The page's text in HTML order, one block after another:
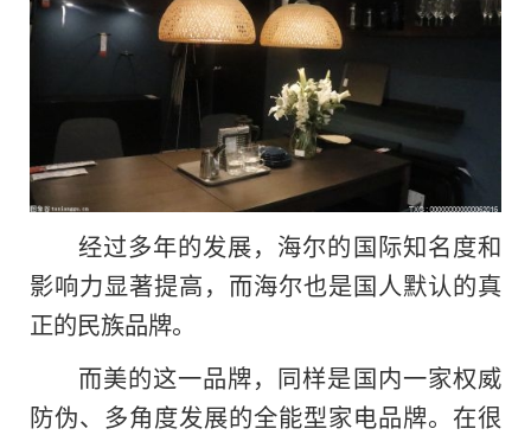
经过多年的发展，海尔的国际知名度和
影响力显著提高，而海尔也是国人默认的真
正的民族品牌。
而美的这一品牌，同样是国内一家权威
防伪、多角度发展的全能型家电品牌。在很